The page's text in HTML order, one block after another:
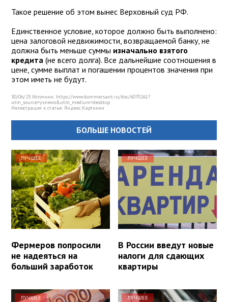
Такое решение об этом вынес Верховный суд РФ.
Единственное условие, которое должно быть выполнено:
цена залоговой недвижимости, возвращаемой банку, не
должна быть меньше суммы изначально взятого
кредита (не всего долга). Все дальнейшие соотношения в
цене, сумме выплат и погашении процентов значения при
этом иметь не будут.
30/06/23 Источник: https://www.kommersant.ru/doc/6070261?
utm_source=yxnews&utm_medium=desktop
Иллюстрация к статье: Яндекс.Картинки
БОЛЬШЕ НОВОСТЕЙ
ЛУЧШЕЕ
Фермеров попросили
не надеяться на
больший заработок
ЛУЧШЕЕ
В России введут новые
налоги для сдающих
квартиры
ЛУЧШЕЕ ЛУЧШЕЕ